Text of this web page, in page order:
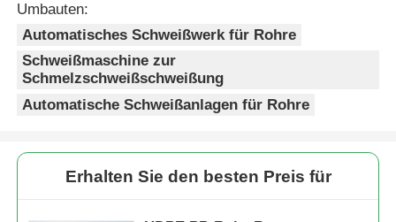
Umbauten:
Automatisches Schweißwerk für Rohre
Schweißmaschine zur
Schmelzschweißschweißung
Automatische Schweißanlagen für Rohre
Erhalten Sie den besten Preis für